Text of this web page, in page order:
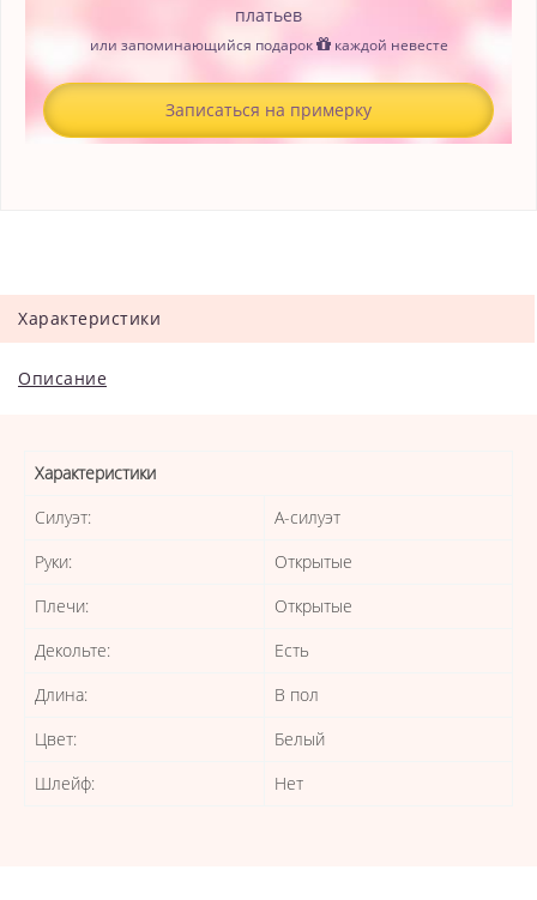
платьев
или запоминающийся подарок каждой невесте
Записаться на примерку
Характеристики
Описание
Характеристики
Силуэт:
А-силуэт
Руки:
Открытые
Плечи:
Открытые
Декольте:
Есть
Длина:
В пол
Цвет:
Белый
Шлейф:
Нет